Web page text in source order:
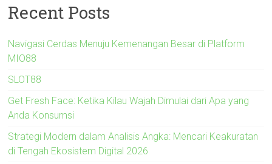
Recent Posts
Navigasi Cerdas Menuju Kemenangan Besar di Platform
MIO88
SLOT88
Get Fresh Face: Ketika Kilau Wajah Dimulai dari Apa yang
Anda Konsumsi
Strategi Modern dalam Analisis Angka: Mencari Keakuratan
di Tengah Ekosistem Digital 2026